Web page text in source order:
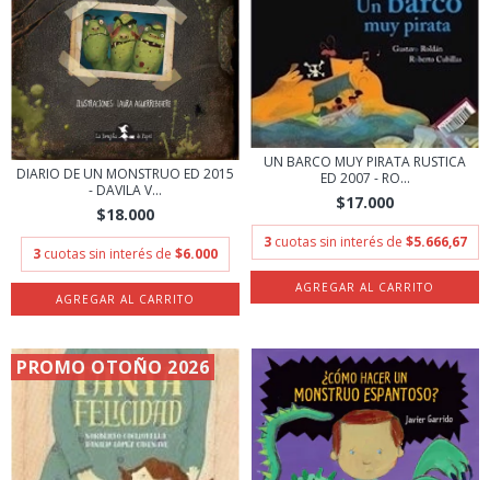
DIARIO DE UN MONSTRUO ED 2015
- DAVILA V...
$18.000
3 cuotas sin interés de $6.000
UN BARCO MUY PIRATA RUSTICA
ED 2007 - RO...
$17.000
3 cuotas sin interés de $5.666,67
PROMO OTOÑO 2026